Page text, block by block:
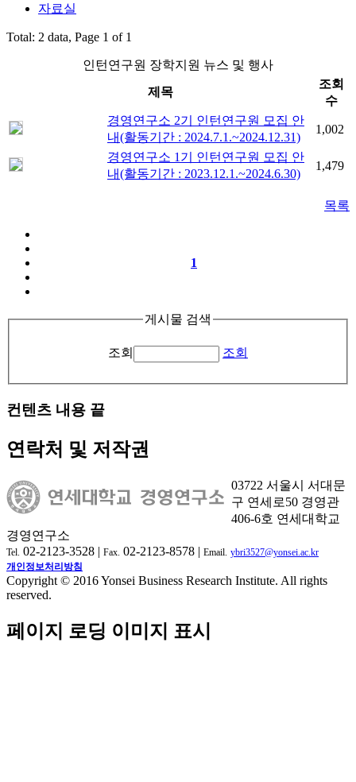
자료실
Total: 2 data, Page 1 of 1
인턴연구원 장학지원 뉴스 및 행사
제목
조회
수
경영연구소 2기 인턴연구원 모집 안
내(활동기간 : 2024.7.1.~2024.12.31)
1,002
경영연구소 1기 인턴연구원 모집 안
내(활동기간 : 2023.12.1.~2024.6.30)
1,479
목록
1
게시물 검색
조회 조회
컨텐츠 내용 끝
연락처 및 저작권
03722 서울시 서대문
구 연세로50 경영관
406-6호 연세대학교
경영연구소
Tel. 02-2123-3528 | Fax. 02-2123-8578 | Email. ybri3527@yonsei.ac.kr
개인정보처리방침
Copyright © 2016 Yonsei Business Research Institute. All rights
reserved.
페이지 로딩 이미지 표시